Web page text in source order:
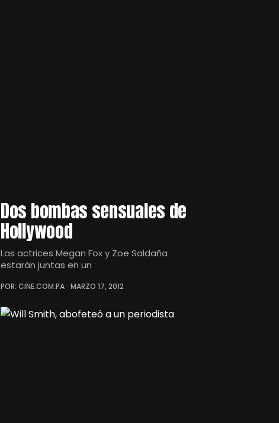
Dos bombas sensuales de
Hollywood
Las actrices Megan Fox y Zoe Saldaña
estarán juntas en un
POR: CINE.COM.PA MARZO 17, 2012